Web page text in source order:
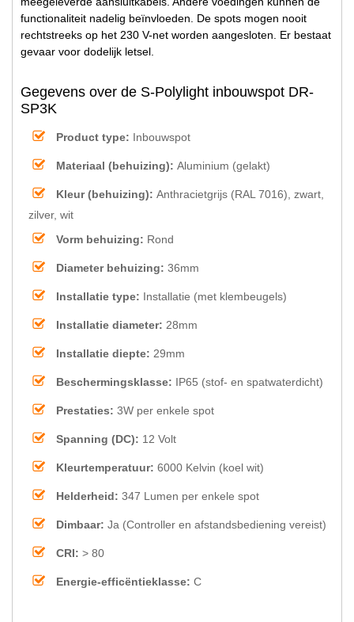
functionaliteit nadelig beïnvloeden. De spots mogen nooit
rechtstreeks op het 230 V-net worden aangesloten. Er bestaat
gevaar voor dodelijk letsel.
Gegevens over de S-Polylight inbouwspot DR-
SP3K
Product type: Inbouwspot
Materiaal (behuizing): Aluminium (gelakt)
Kleur (behuizing): Anthracietgrijs (RAL 7016), zwart,
zilver, wit
Vorm behuizing: Rond
Diameter behuizing: 36mm
Installatie type: Installatie (met klembeugels)
Installatie diameter: 28mm
Installatie diepte: 29mm
Beschermingsklasse: IP65 (stof- en spatwaterdicht)
Prestaties: 3W per enkele spot
Spanning (DC): 12 Volt
Kleurtemperatuur: 6000 Kelvin (koel wit)
Helderheid: 347 Lumen per enkele spot
Dimbaar: Ja (Controller en afstandsbediening vereist)
CRI: > 80
Energie-efficëntieklasse: C